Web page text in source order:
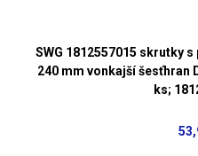
SWG 1812557015 skrutky
240 mm vonkajší šesťhran
ks;